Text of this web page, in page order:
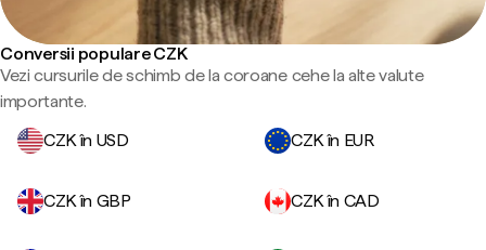
Conversii populare CZK
Vezi cursurile de schimb de la coroane cehe la alte valute
importante.
CZK în USD
CZK în EUR
CZK în GBP CZK în CAD